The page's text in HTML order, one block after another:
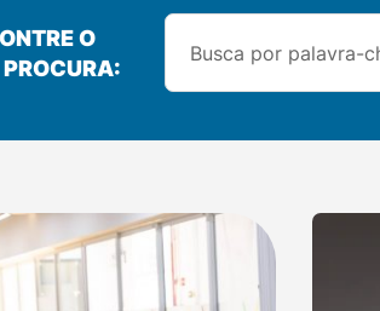
O
PROCURA: